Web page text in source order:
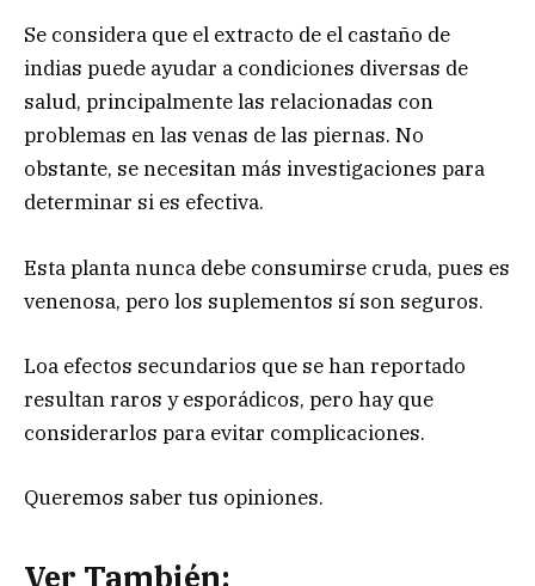
Se considera que el extracto de el castaño de
indias puede ayudar a condiciones diversas de
salud, principalmente las relacionadas con
problemas en las venas de las piernas. No
obstante, se necesitan más investigaciones para
determinar si es efectiva.
Esta planta nunca debe consumirse cruda, pues es
venenosa, pero los suplementos sí son seguros.
Loa efectos secundarios que se han reportado
resultan raros y esporádicos, pero hay que
considerarlos para evitar complicaciones.
Queremos saber tus opiniones.
Ver También: